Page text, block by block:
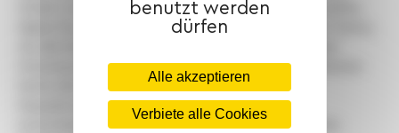
Urteil vom 20. Dezember 2023 berichtigt. Es stellte
dabei fest, dass das Vorgericht nicht untersucht hatte,
Interessen der „SCI“ übereinstimmte. Des Weiteren
hatte die Gesellschafterversammlung laut
Kassationsgericht nicht das Recht darüber zu
entscheiden, ob die Gesellschaftsanteile bereits
benutzt werden
dürfen
Alle akzeptieren
Verbiete alle Cookies